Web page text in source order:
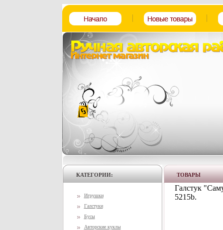
КАТЕГОРИИ:
Игрушки
Галстуки
Бусы
Авторские куклы
ТОВАРЫ
Галстук
5215b.